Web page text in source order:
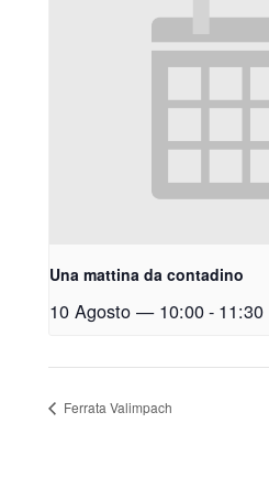
Una mattina da contadino
10 Agosto — 10:00- 11:30
Ferrata Valimpach